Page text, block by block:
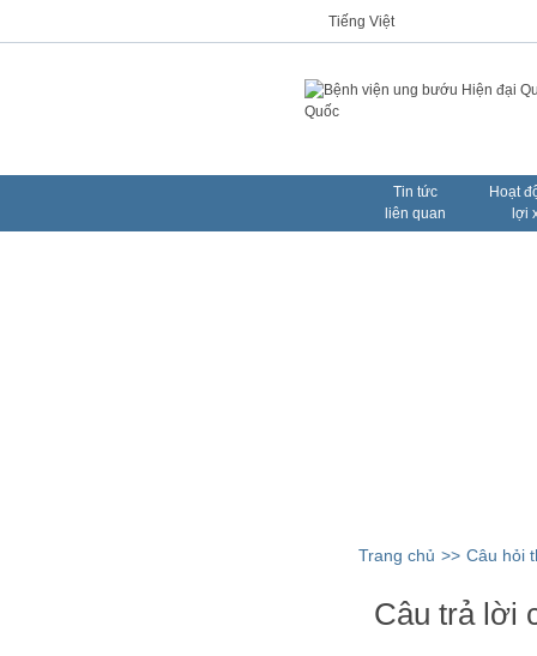
Tiếng Việt
Tin tức
liên quan
Hoạt
lợi
Trang chủ >> Câu hỏi
Câu trả lời